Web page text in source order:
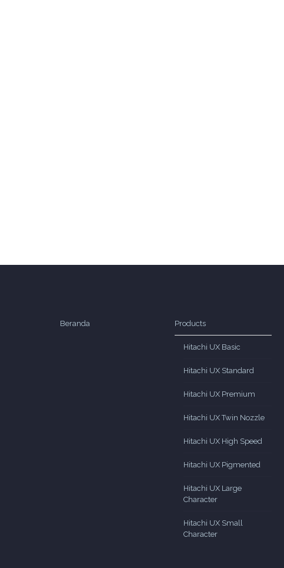
Beranda Products
Hitachi UX Basic
Hitachi UX Standard
Hitachi UX Premium
Hitachi UX Twin Nozzle
Hitachi UX High Speed
Hitachi UX Pigmented
Hitachi UX Large
Character
Hitachi UX Small
Character